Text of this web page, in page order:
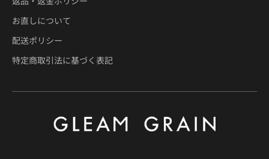
お直しについて
配送ポリシー
特定商取引法に基づく表記